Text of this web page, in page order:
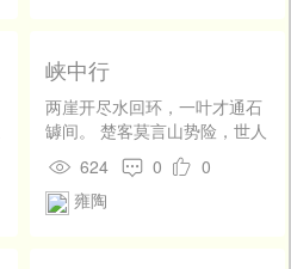
峡中行
两崖开尽水回环，一叶才通石
罅间。 楚客莫言山势险，世人
心更险于山。
624 0
0
雍陶